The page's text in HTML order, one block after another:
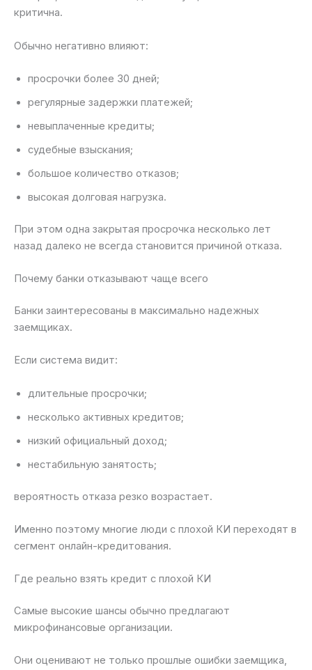
критична.
Обычно негативно влияют:
просрочки более 30 дней;
регулярные задержки платежей;
невыплаченные кредиты;
судебные взыскания;
большое количество отказов;
высокая долговая нагрузка.
При этом одна закрытая просрочка несколько лет
назад далеко не всегда становится причиной отказа.
Почему банки отказывают чаще всего
Банки заинтересованы в максимально надежных
заемщиках.
Если система видит:
длительные просрочки;
несколько активных кредитов;
низкий официальный доход;
нестабильную занятость;
вероятность отказа резко возрастает.
Именно поэтому многие люди с плохой КИ переходят в
сегмент онлайн-кредитования.
Где реально взять кредит с плохой КИ
Самые высокие шансы обычно предлагают
микрофинансовые организации.
Они оценивают не только прошлые ошибки заемщика,